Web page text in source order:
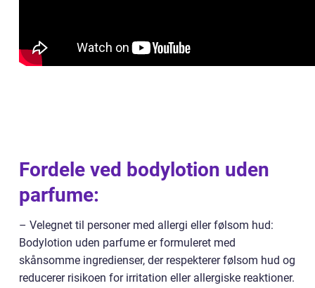
Fordele ved bodylotion uden
parfume:
– Velegnet til personer med allergi eller følsom hud:
Bodylotion uden parfume er formuleret med
skånsomme ingredienser, der respekterer følsom hud og
reducerer risikoen for irritation eller allergiske reaktioner.